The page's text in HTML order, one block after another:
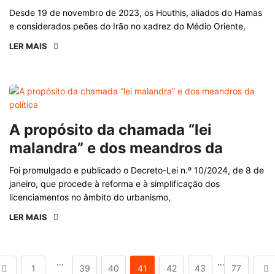
Desde 19 de novembro de 2023, os Houthis, aliados do Hamas
e considerados peões do Irão no xadrez do Médio Oriente,
LER MAIS
A propósito da chamada “lei
malandra” e dos meandros da
Foi promulgado e publicado o Decreto-Lei n.º 10/2024, de 8 de
janeiro, que procede à reforma e à simplificação dos
licenciamentos no âmbito do urbanismo,
LER MAIS
1
…
39 40 41 42 43
…
77